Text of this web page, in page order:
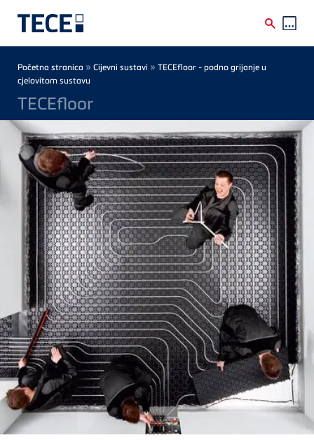
Breadcrumb
Početna stranica » Cijevni sustavi » TECEfloor - podno grijanje u
cjelovitom sustavu
TECEfloor